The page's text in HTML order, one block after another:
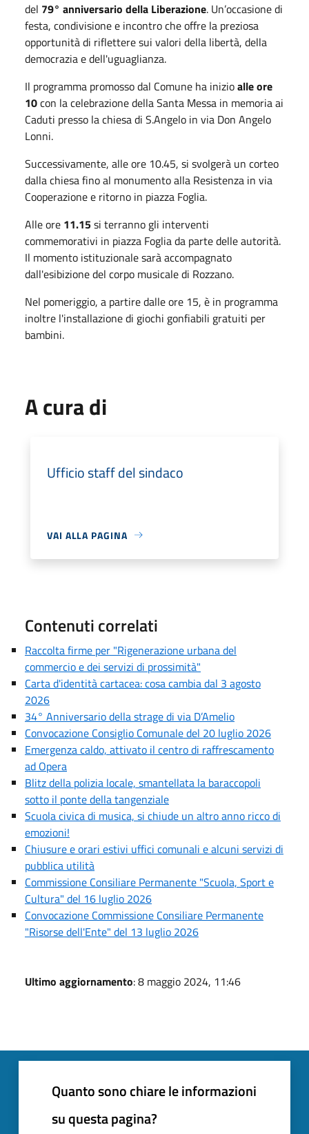
del 79° anniversario della Liberazione. Un’occasione di
festa, condivisione e incontro che offre la preziosa
opportunità di riflettere sui valori della libertà, della
democrazia e dell'uguaglianza.
Il programma promosso dal Comune ha inizioalle ore
10con la celebrazione della Santa Messa in memoria ai
Caduti presso la chiesa di S.Angelo in via Don Angelo
Lonni.
Successivamente, alle ore 10.45, si svolgerà un corteo
dalla chiesa fino al monumento alla Resistenza in via
Cooperazione e ritorno in piazza Foglia.
Alle ore 11.15si terranno gli interventi
commemorativi in piazza Foglia da parte delle autorità.
Il momento istituzionale sarà accompagnato
dall'esibizione del corpo musicale di Rozzano.
Nel pomeriggio, a partire dalle ore 15, è in programma
inoltre l'installazione di giochi gonfiabili gratuiti per
bambini.
A cura di
Ufficio staff del sindaco
VAI ALLA PAGINA
Contenuti correlati
Raccolta firme per "Rigenerazione urbana del
commercio e dei servizi di prossimità"
Carta d'identità cartacea: cosa cambia dal 3 agosto
2026
34° Anniversario della strage di via D’Amelio
Convocazione Consiglio Comunale del 20 luglio 2026
Emergenza caldo, attivato il centro di raffrescamento
ad Opera
Blitz della polizia locale, smantellata la baraccopoli
sotto il ponte della tangenziale
Scuola civica di musica, si chiude un altro anno ricco di
emozioni!
Chiusure e orari estivi uffici comunali e alcuni servizi di
pubblica utilità
Commissione Consiliare Permanente "Scuola, Sport e
Cultura" del 16 luglio 2026
Convocazione Commissione Consiliare Permanente
"Risorse dell'Ente" del 13 luglio 2026
Ultimo aggiornamento: 8 maggio 2024, 11:46
Quanto sono chiare le informazioni
su questa pagina?